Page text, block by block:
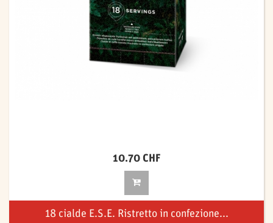
10.70 CHF
18 cialde E.S.E. Ristretto in confezione...